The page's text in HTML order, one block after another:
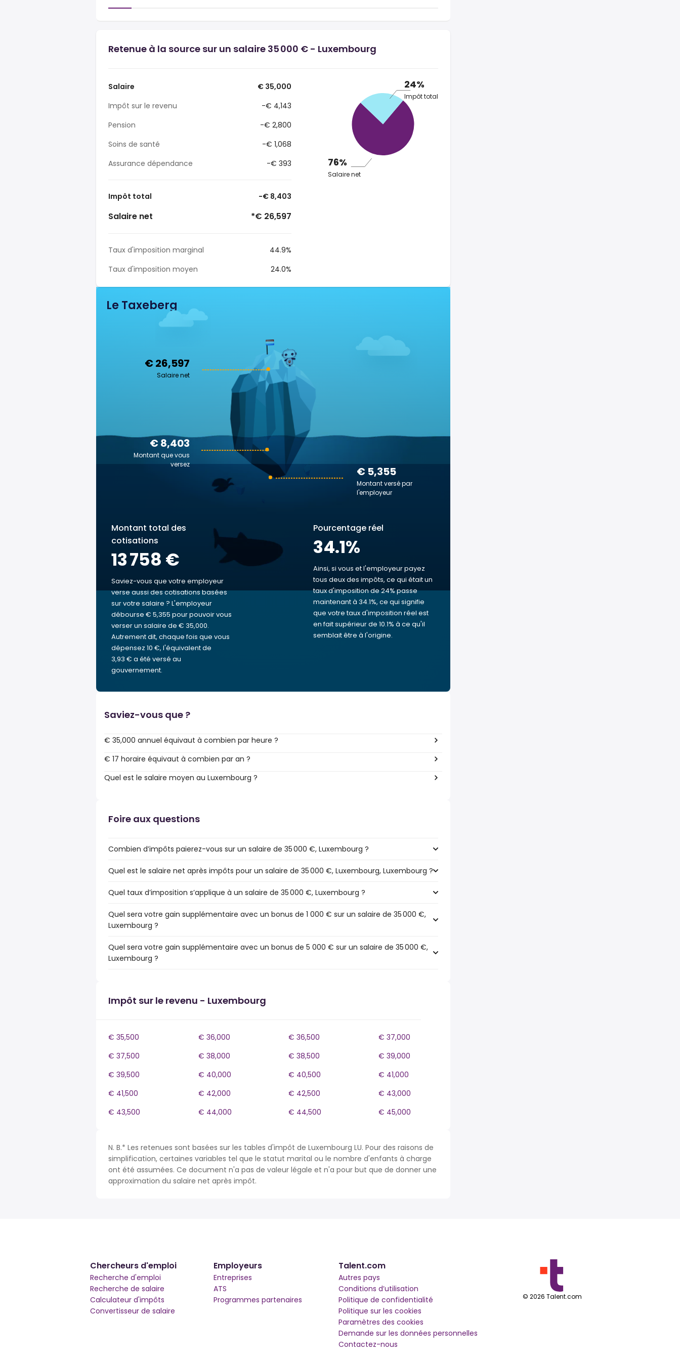
Retenue à la source sur un salaire 35 000 € - Luxembourg
Salaire
€ 35,000
Impôt sur le revenu
-€ 4,143
Pension
-€ 2,800
Soins de santé
-€ 1,068
Assurance dépendance
-€ 393
Impôt total -€ 8,403
Salaire net *€ 26,597
Taux d'imposition marginal
44.9%
Taux d'imposition moyen
24.0%
24%
Impôt total
76%
Salaire net
Le Taxeberg
€ 26,597
Salaire net
€ 5,355
Montant versé par
l'employeur
€ 8,403
Montant que vous
versez
Montant total des
cotisations
13 758 €
Saviez-vous que votre employeur
verse aussi des cotisations basées
sur votre salaire ? L'employeur
débourse € 5,355 pour pouvoir vous
verser un salaire de € 35,000.
Autrement dit, chaque fois que vous
dépensez 10 €, l'équivalent de
3,93 € a été versé au
gouvernement.
Pourcentage réel
34.1%
Ainsi, si vous et l'employeur payez
tous deux des impôts, ce qui était un
taux d'imposition de 24% passe
maintenant à 34.1%, ce qui signifie
que votre taux d'imposition réel est
en fait supérieur de 10.1% à ce qu'il
semblait être à l'origine.
Saviez-vous que ?
€ 35,000 annuel équivaut à combien par heure ?
€ 17 horaire équivaut à combien par an ?
Quel est le salaire moyen au Luxembourg ?
Foire aux questions
Combien d’impôts paierez-vous sur un salaire de 35 000 €, Luxembourg ?
Quel est le salaire net après impôts pour un salaire de 35 000 €, Luxembourg, Luxembourg ?
Quel taux d’imposition s’applique à un salaire de 35 000 €, Luxembourg ?
Quel sera votre gain supplémentaire avec un bonus de 1 000 € sur un salaire de 35 000 €,
Luxembourg ?
Quel sera votre gain supplémentaire avec un bonus de 5 000 € sur un salaire de 35 000 €,
Luxembourg ?
Impôt sur le revenu - Luxembourg
€ 35,500 € 36,000 € 36,500
€ 37,000
€ 37,500
€ 38,000 € 38,500
€ 39,000
€ 39,500
€ 40,000 € 40,500
€ 41,000
€ 41,500
€ 42,000 € 42,500
€ 43,000
€ 43,500
€ 44,000 € 44,500 € 45,000
N. B.* Les retenues sont basées sur les tables d'impôt de Luxembourg LU. Pour des raisons de
simplification, certaines variables tel que le statut marital ou le nombre d'enfants à charge
ont été assumées. Ce document n'a pas de valeur légale et n'a pour but que de donner une
approximation du salaire net après impôt.
Chercheurs d'emploi
Recherche d'emploi
Recherche de salaire
Calculateur d'impôts
Convertisseur de salaire
Employeurs
Entreprises
ATS
Programmes partenaires
Talent.com
Autres pays
Conditions d’utilisation
Politique de confidentialité
Politique sur les cookies
Paramètres des cookies
Demande sur les données personnelles
Contactez-nous
© 2026 Talent.com